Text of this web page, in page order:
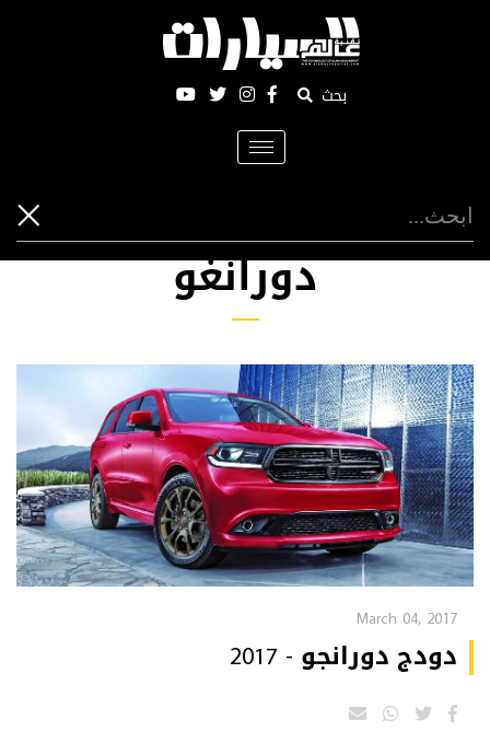
بحث
Toggle
navigation
دورانغو
March 04, 2017
دودج دورانجو - 2017